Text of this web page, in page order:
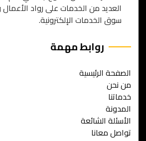
العديد من الخدمات على رواد
سوق الخدمات الإلكترونية.
روابط مهمة
الصفحة الرئيسية
من نحن
خدماتنا
المدونة
الأسئلة الشائعة
تواصل معانا